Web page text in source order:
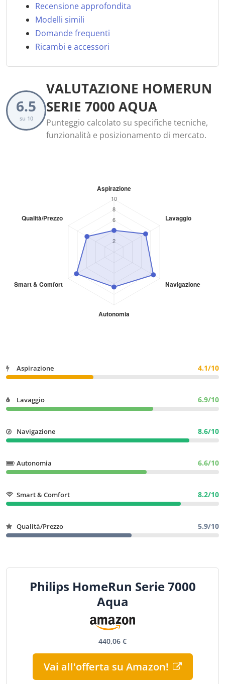
Recensione approfondita
Modelli simili
Domande frequenti
Ricambi e accessori
6.5
su 10
VALUTAZIONE HOMERUN
SERIE 7000 AQUA
Punteggio calcolato su specifiche tecniche,
funzionalità e posizionamento di mercato.
Aspirazione 4.1/10
Lavaggio 6.9/10
Navigazione 8.6/10
Autonomia 6.6/10
Smart & Comfort 8.2/10
Qualità/Prezzo 5.9/10
Philips HomeRun Serie 7000
Aqua
440,06 €
Vai all'offerta su Amazon!